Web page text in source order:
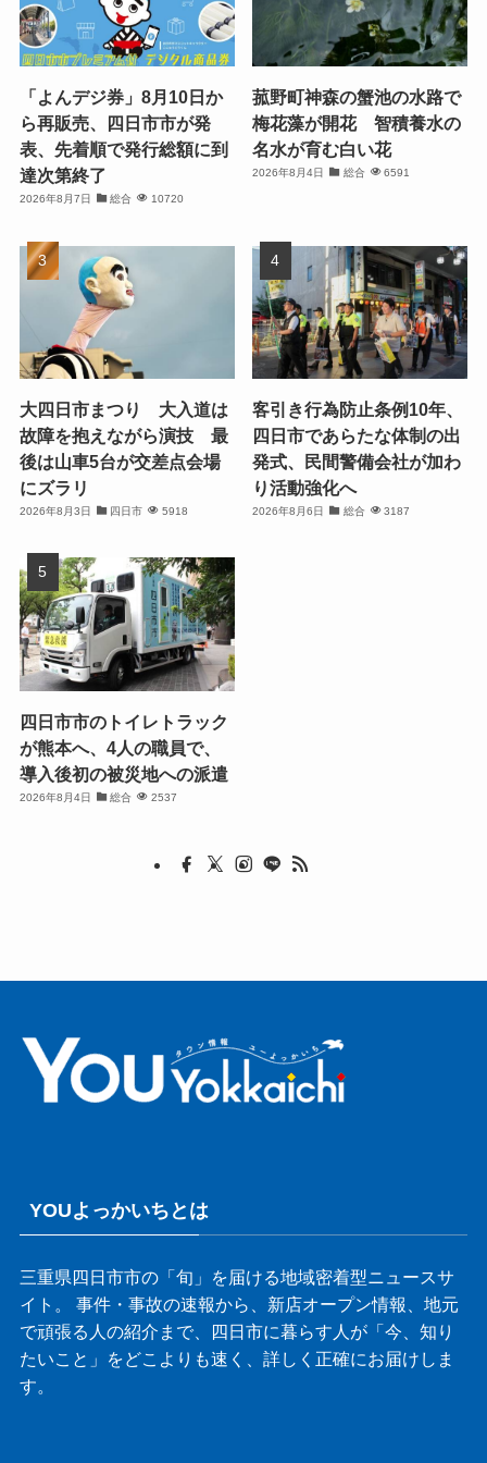
「よんデジ券」8月10日か
ら再販売、四日市市が発
表、先着順で発行総額に到
達次第終了
2026年8月7日 総合 10720
菰野町神森の蟹池の水路で
梅花藻が開花 智積養水の
名水が育む白い花
2026年8月4日 総合 6591
大四日市まつり 大入道は
故障を抱えながら演技 最
後は山車5台が交差点会場
にズラリ
2026年8月3日 四日市 5918
客引き行為防止条例10年、
四日市であらたな体制の出
発式、民間警備会社が加わ
り活動強化へ
2026年8月6日 総合 3187
四日市市のトイレトラック
が熊本へ、4人の職員で、
導入後初の被災地への派遣
2026年8月4日 総合 2537
YOUよっかいちとは
三重県四日市市の「旬」を届ける地域密着型ニュースサ
イト。 事件・事故の速報から、新店オープン情報、地元
で頑張る人の紹介まで、四日市に暮らす人が「今、知り
たいこと」をどこよりも速く、詳しく正確にお届けしま
す。